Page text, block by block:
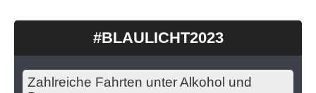
#BLAULICHT2023
Zahlreiche Fahrten unter Alkohol und